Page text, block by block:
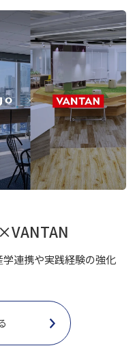
×VANTAN
学連携や実践経験の強化